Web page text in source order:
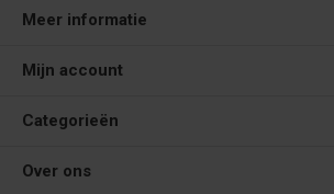
Meer informatie
Mijn account
Categorieën
Over ons